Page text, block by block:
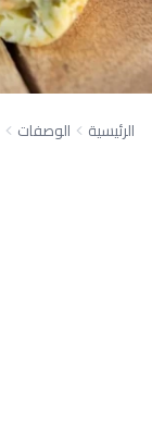
الرئيسية الوصفات